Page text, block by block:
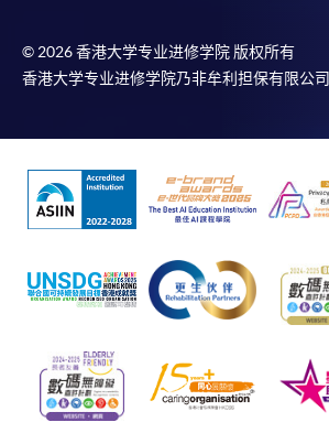
© 2026 香港大学专业进修学院 版权所有
香港大学专业进修学院乃非牟利担保有限公司